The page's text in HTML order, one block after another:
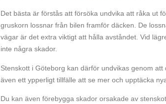
Det bästa är förstås att försöka undvika att råka ut
gruskorn lossnar från bilen framför däcken. De
vägar är det extra viktigt att hålla avståndet. Vid
inte några skador.
Stenskott i Göteborg kan därför undvikas genom
även ett ypperligt tillfälle att se mer och upptäcka
Du kan även förebygga skador orsakade av